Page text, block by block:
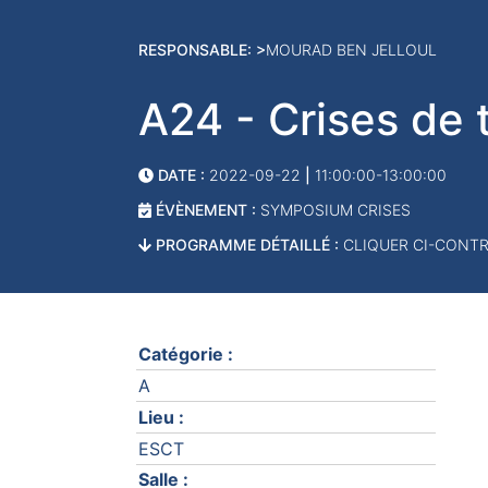
RESPONSABLE: >MOURAD BEN JELLOUL
A24 - Crises de
DATE : 2022-09-22
11:00:00-13:00:00
ÉVÈNEMENT : SYMPOSIUM CRISES
PROGRAMME DÉTAILLÉ : CLIQUER CI-
Catégorie :
A
Lieu :
ESCT
Salle :